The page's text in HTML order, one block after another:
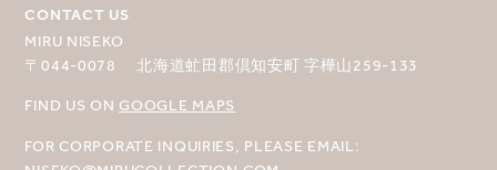
CONTACT US
MIRU NISEKO
〒044-0078 北海道虻田郡倶知安町 字樺山259-133
FIND US ON GOOGLE MAPS
FOR CORPORATE INQUIRIES, PLEASE EMAIL: